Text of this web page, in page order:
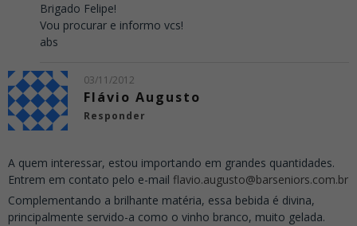
Brigado Felipe!
Vou procurar e informo vcs!
abs
03/11/2012
Flávio Augusto
Responder
A quem interessar, estou importando em grandes quantidades.
Entrem em contato pelo e-mail flavio.augusto@barseniors.com.br
Complementando a brilhante matéria, essa bebida é divina,
principalmente servido-a como o vinho branco, muito gelada.